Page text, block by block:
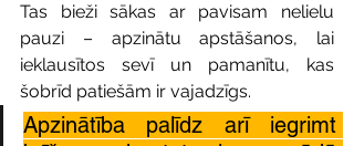
Tas bieži sākas ar pavisam nelielu
pauzi – apzinātu apstāšanos, lai
ieklausītos sevī un pamanītu, kas
šobrīd patiešām ir vajadzīgs.
Apzinātība palīdz arī iegrimt